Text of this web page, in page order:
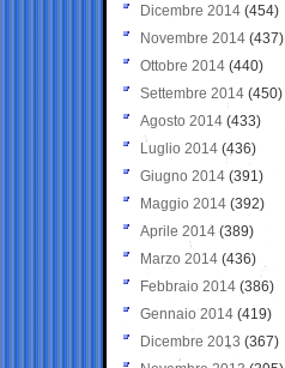
Dicembre 2014 (454)
Novembre 2014 (437)
Ottobre 2014 (440)
Settembre 2014 (450)
Agosto 2014 (433)
Luglio 2014 (436)
Giugno 2014 (391)
Maggio 2014 (392)
Aprile 2014 (389)
Marzo 2014 (436)
Febbraio 2014 (386)
Gennaio 2014 (419)
Dicembre 2013 (367)